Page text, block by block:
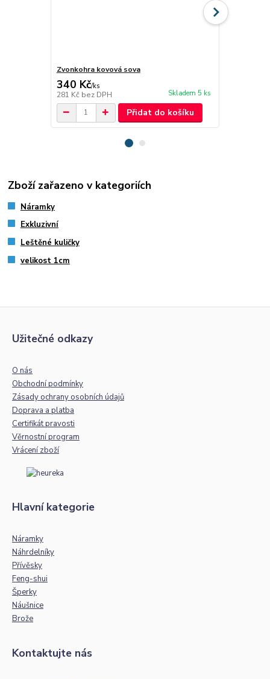
Zvonkohra kovová sova
340 Kč/ks
281 Kč bez DPH Skladem 5 ks
Přidat do košíku
Zboží zařazeno v kategoriích
Náramky
Exkluzivní
Leštěné kuličky
velikost 1cm
Užitečné odkazy
O nás
Obchodní podmínky
Zásady ochrany osobních údajů
Doprava a platba
Certifikát pravosti
Věrnostní program
Vrácení zboží
Hlavní kategorie
Náramky
Náhrdelníky
Přívěsky
Feng-shui
Šperky
Náušnice
Brože
Kontaktujte nás